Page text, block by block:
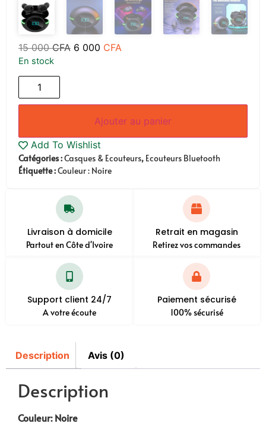
15 000CFA 6 000 CFA
En stock
Ajouter au panier
Add To Wishlist
Catégories :Casques & Ecouteurs, Ecouteurs Bluetooth
Étiquette :Couleur : Noire
Livraison à domicile
Partout en Côte d'Ivoire
Retrait en magasin
Retirez vos commandes
Support client 24/7
A votre écoute
Paiement sécurisé
100% sécurisé
Description Avis (0)
Description
Couleur: Noire